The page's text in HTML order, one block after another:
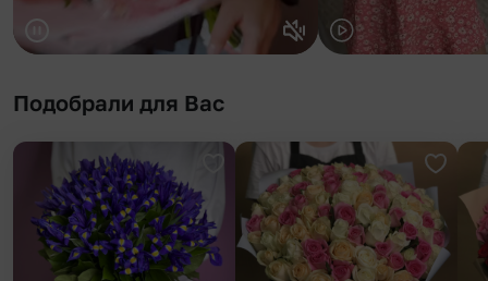
Подобрали для Вас
Добавить в избранное